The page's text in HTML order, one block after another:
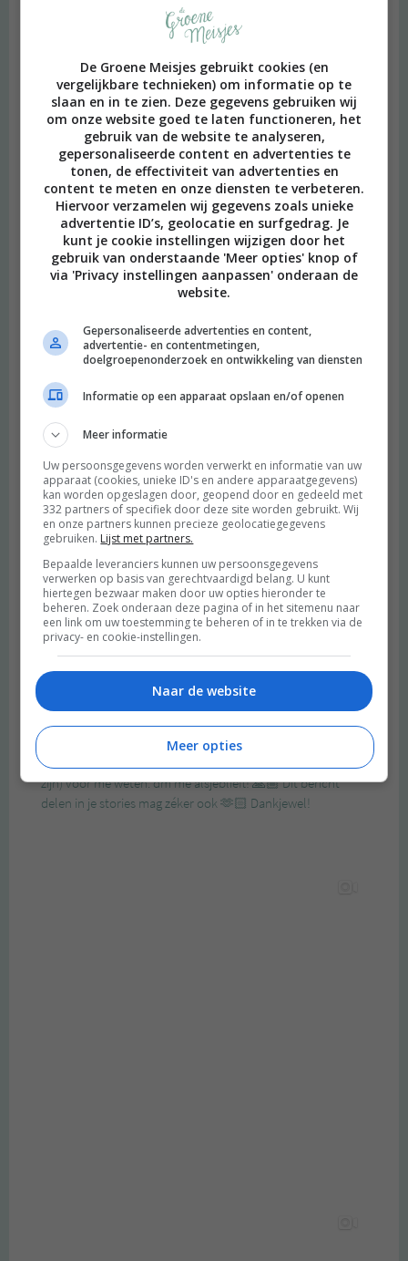
De Groene Meisjes gebruikt cookies (en
vergelijkbare technieken) om informatie op te
slaan en in te zien. Deze gegevens gebruiken wij
om onze website goed te laten functioneren, het
gebruik van de website te analyseren,
gepersonaliseerde content en advertenties te
tonen, de effectiviteit van advertenties en
content te meten en onze diensten te verbeteren.
Hiervoor verzamelen wij gegevens zoals unieke
advertentie ID’s, geolocatie en surfgedrag. Je
kunt je cookie instellingen wijzigen door het
gebruik van onderstaande 'Meer opties' knop of
via 'Privacy instellingen aanpassen' onderaan de
website.
Gepersonaliseerde advertenties en content,
advertentie- en contentmetingen,
doelgroepenonderzoek en ontwikkeling van diensten
Informatie op een apparaat opslaan en/of openen
Meer informatie
Uw persoonsgegevens worden verwerkt en informatie van uw
apparaat (cookies, unieke ID's en andere apparaatgegevens)
kan worden opgeslagen door, geopend door en gedeeld met
332 partners of specifiek door deze site worden gebruikt. Wij
en onze partners kunnen precieze geolocatiegegevens
gebruiken. Lijst met partners.
Bepaalde leveranciers kunnen uw persoonsgegevens
verwerken op basis van gerechtvaardigd belang. U kunt
hiertegen bezwaar maken door uw opties hieronder te
beheren. Zoek onderaan deze pagina of in het sitemenu naar
een link om uw toestemming te beheren of in te trekken via de
privacy- en cookie-instellingen.
Naar de website
Meer opties